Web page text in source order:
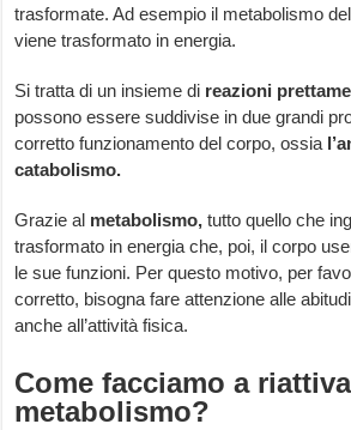
trasformate. Ad esempio il metabolismo
viene trasformato in energia.
Si tratta di un insieme di reazioni
possono essere suddivise in due grandi
corretto funzionamento del corpo, ossia
catabolismo.
Grazie al metabolismo, tutto quello che
trasformato in energia che, poi, il corpo
le sue funzioni. Per questo motivo, per
corretto, bisogna fare attenzione alle
anche all’attività fisica.
Come facciamo a
metabolismo?